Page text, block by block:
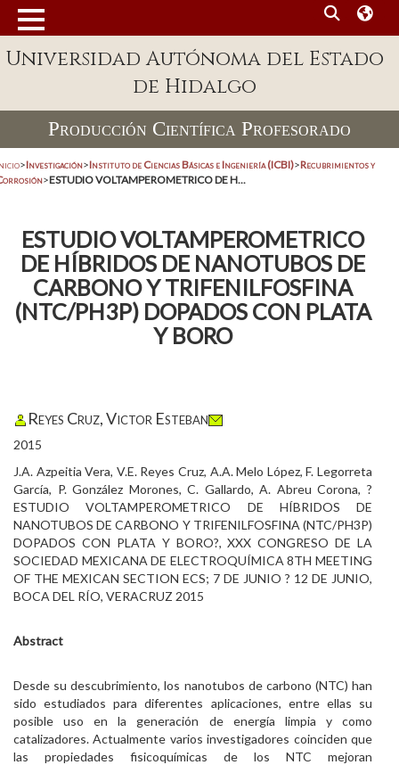
Universidad Autónoma del Estado
de Hidalgo
Producción Científica Profesorado
>Investigación>Instituto de Ciencias Básicas e Ingeniería (ICBI)>Recubrimientos y
>ESTUDIO VOLTAMPEROMETRICO DE H...
ESTUDIO VOLTAMPEROMETRICO
DE HÍBRIDOS DE NANOTUBOS DE
CARBONO Y TRIFENILFOSFINA
(NTC/PH3P) DOPADOS CON PLATA
Y BORO
Reyes Cruz, Victor Esteban
2015
J.A. Azpeitia Vera, V.E. Reyes Cruz, A.A. Melo López, F. Legorreta
García, P. González Morones, C. Gallardo, A. Abreu Corona, ?
ESTUDIO VOLTAMPEROMETRICO DE HÍBRIDOS DE
NANOTUBOS DE CARBONO Y TRIFENILFOSFINA (NTC/PH3P)
DOPADOS CON PLATA Y BORO?, XXX CONGRESO DE LA
SOCIEDAD MEXICANA DE ELECTROQUÍMICA 8TH MEETING
OF THE MEXICAN SECTION ECS; 7 DE JUNIO ? 12 DE JUNIO,
BOCA DEL RÍO, VERACRUZ 2015
Abstract
Desde su descubrimiento, los nanotubos de carbono (NTC) han
sido estudiados para diferentes aplicaciones, entre ellas su
posible uso en la generación de energía limpia y como
catalizadores. Actualmente varios investigadores coinciden que
las propiedades fisicoquímicas de los NTC mejoran